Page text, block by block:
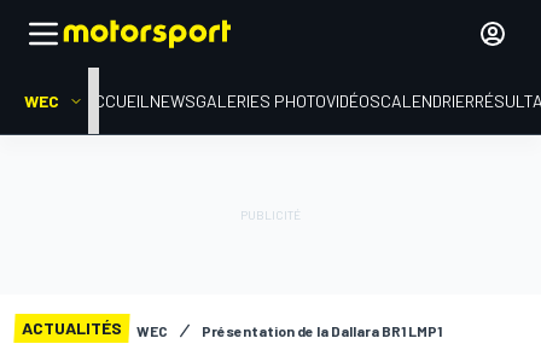
WEC ACCUEIL NEWSGALERIES PHOTOVIDÉOSCALENDRIER
ACTUALITÉS WEC Présentation de la Dallara BR1 LMP1